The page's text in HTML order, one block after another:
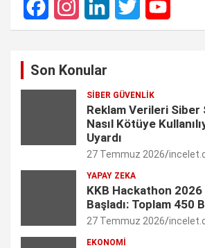
F
I
L
k
e
d
n
T
t
t
e
r
Y
T
u
b
C
Son Konular
SIBER GÜVENLIK
Reklam Verileri Siber
Nasıl Kötüye
Uyardı
27 Temmuz 2026
YAPAY ZEKA
KKB Hackathon 2026
Başladı: Toplam 450
27 Temmuz 2026
EKONOMI